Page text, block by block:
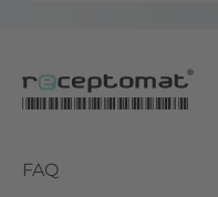
FAQ